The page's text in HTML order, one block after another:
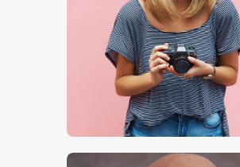
0.00